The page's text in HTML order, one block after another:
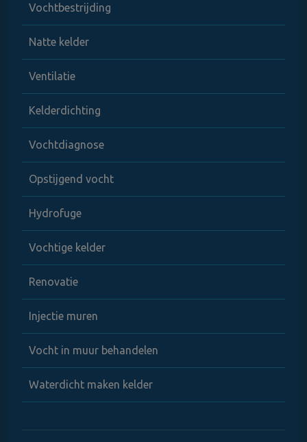
Vochtbestrijding
Natte kelder
Ventilatie
Kelderdichting
Vochtdiagnose
Opstijgend vocht
Hydrofuge
Vochtige kelder
Renovatie
Injectie muren
Vocht in muur behandelen
Waterdicht maken kelder